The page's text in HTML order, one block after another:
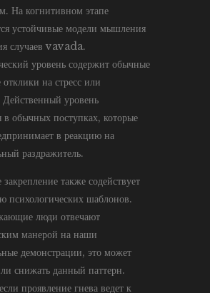
На когнитивном этапе
устойчивые модели мышления
случаев vavada.
уровень содержит обычные
на стресс или
уровень
в обычных поступках, которые
в реакцию на
раздражитель.
также содействует
психологических шаблонов.
люди отвечают
манерой на наши
демонстрации, это может
снижать данный паттерн.
проявление гнева ведет к